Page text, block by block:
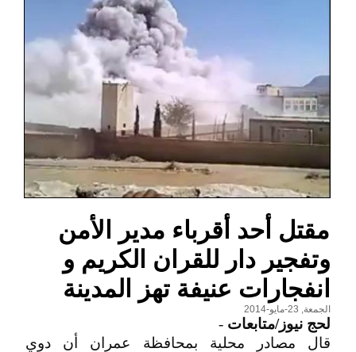
مقتل أحد أقرباء مدير الأمن
وتفجير دار للقران الكريم و
انفجارات عنيفة تهز المدينة
الجمعة, 23-مايو-2014
لحج نيوز/متابعات -
قال مصادر محلية بمحافظة عمران أن دوي